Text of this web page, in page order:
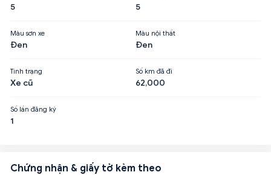
5 5
Màu sơn xe
Đen
Màu nội thất
Đen
Tình trạng
Xe cũ
Số km đã đi
62,000
Số lần đăng ký
1
Chứng nhận & giấy tờ kèm theo